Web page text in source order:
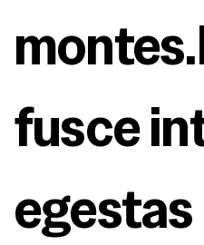
fusce